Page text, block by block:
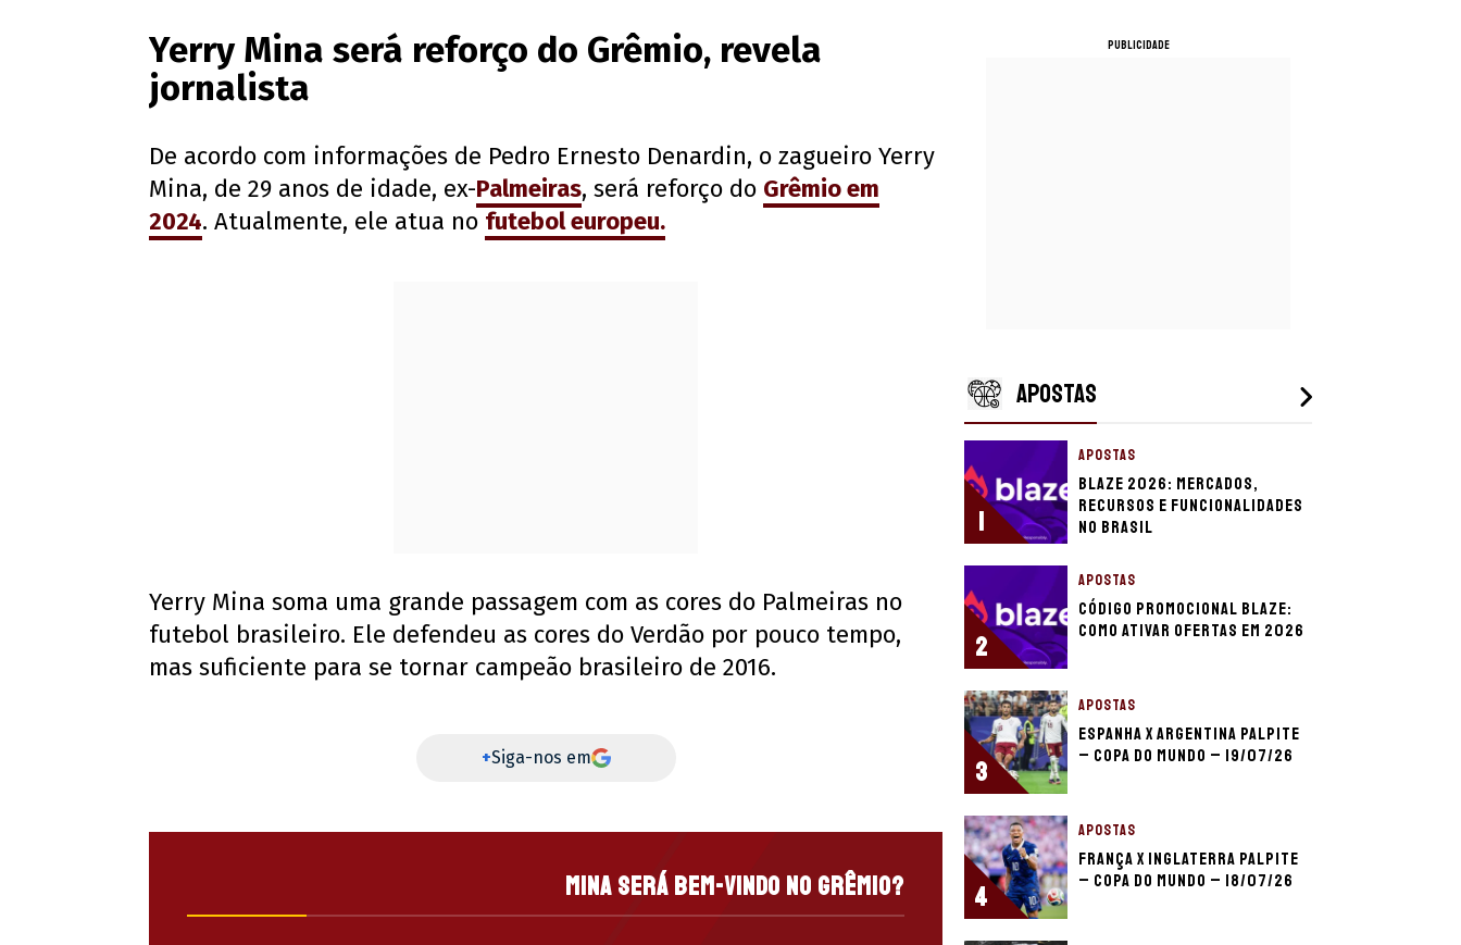
Yerry Mina será reforço do Grêmio, revela
jornalista
De acordo com informações de Pedro Ernesto Denardin, o zagueiro Yerry
Mina, de 29 anos de idade, ex-Palmeiras, será reforço do Grêmio em
2024. Atualmente, ele atua no futebol europeu.
Yerry Mina soma uma grande passagem com as cores do Palmeiras no
futebol brasileiro. Ele defendeu as cores do Verdão por pouco tempo,
mas suficiente para se tornar campeão brasileiro de 2016.
+Siga-nos em
Mina será bem-vindo no Grêmio?
PUBLICIDADE
APOSTAS
1
APOSTAS
Blaze 2026: mercados,
recursos e funcionalidades
no Brasil
2
APOSTAS
Código promocional Blaze:
como ativar ofertas em 2026
3
APOSTAS
Espanha x Argentina palpite
– Copa do Mundo – 19/07/26
4
APOSTAS
França x Inglaterra palpite
– Copa do Mundo – 18/07/26